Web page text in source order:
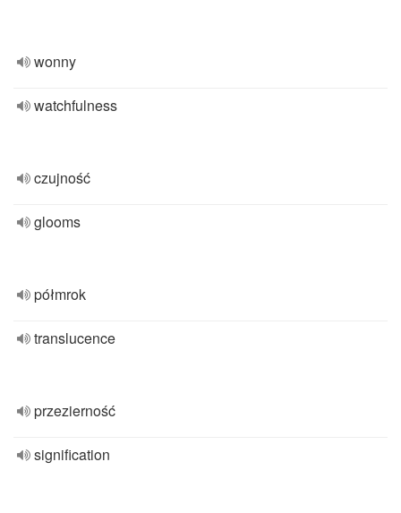
wonny
watchfulness
czujność
glooms
półmrok
translucence
przezierność
signification